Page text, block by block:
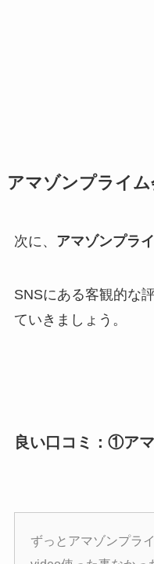
アマゾンプライ
次に、 アマゾンプラ
SNSにある客観的な
ていきましょう。
良い口コミ：①ア
ずっとアマゾンプラ